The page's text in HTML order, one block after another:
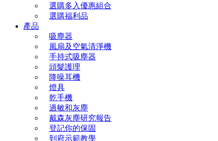
選購多入優惠組合
選購福利品
產品
吸塵器
風扇及空氣清淨機
手持式吸塵器
頭髮護理
降噪耳機
燈具
乾手機
過敏和灰塵
戴森灰塵研究報告
登記你的保固
到府示範教學